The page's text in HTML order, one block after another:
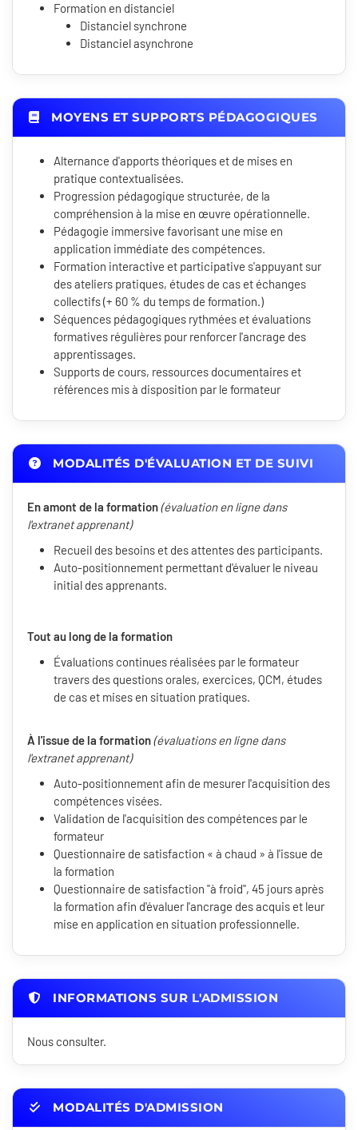
Formation en distanciel
Distanciel synchrone
Distanciel asynchrone
MOYENS ET SUPPORTS PÉDAGOGIQUES
Alternance d'apports théoriques et de mises en
pratique contextualisées.
Progression pédagogique structurée, de la
compréhension à la mise en œuvre opérationnelle.
Pédagogie immersive favorisant une mise en
application immédiate des compétences.
Formation interactive et participative s'appuyant sur
des ateliers pratiques, études de cas et échanges
collectifs (+ 60 % du temps de formation.)
Séquences pédagogiques rythmées et évaluations
formatives régulières pour renforcer l'ancrage des
apprentissages.
Supports de cours, ressources documentaires et
références mis à disposition par le formateur
MODALITÉS D'ÉVALUATION ET DE SUIVI
En amont de la formation(évaluation en ligne dans
l'extranet apprenant)
Recueil des besoins et des attentes des participants.
Auto-positionnement permettant d'évaluer le niveau
initial des apprenants.
Tout au long de la formation
Évaluations continues réalisées par le formateur
travers des questions orales, exercices, QCM, études
de cas et mises en situation pratiques.
À l'issue de la formation(évaluations en ligne dans
l'extranet apprenant)
Auto-positionnement afin de mesurer l'acquisition des
compétences visées.
Validation de l'acquisition des compétences par le
formateur
Questionnaire de satisfaction « à chaud » à l'issue de
la formation
Questionnaire de satisfaction "à froid", 45 jours après
la formation afin d'évaluer l'ancrage des acquis et leur
mise en application en situation professionnelle.
INFORMATIONS SUR L'ADMISSION
Nous consulter.
MODALITÉS D'ADMISSION